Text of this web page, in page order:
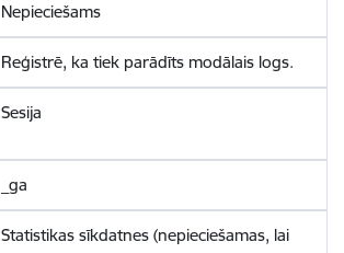
Nepieciešams
Reģistrē, ka tiek parādīts modālais logs.
Sesija
_ga
Statistikas sīkdatnes (nepieciešamas, lai